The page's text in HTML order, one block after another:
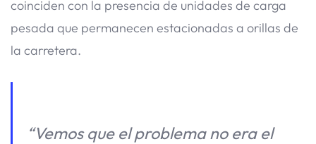
coinciden con la presencia de unidades de carga
pesada que permanecen estacionadas a orillas de
la carretera.
“Vemos que el problema no era el